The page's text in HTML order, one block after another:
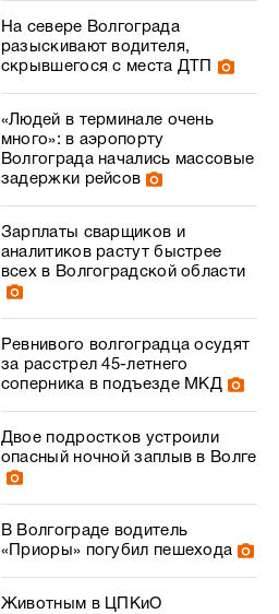
На севере Волгограда
разыскивают водителя,
скрывшегося с места ДТП
«Людей в терминале очень
много»: в аэропорту
Волгограда начались массовые
задержки рейсов
Зарплаты сварщиков и
аналитиков растут быстрее
всех в Волгоградской области
Ревнивого волгоградца осудят
за расстрел 45-летнего
соперника в подъезде МКД
Двое подростков устроили
опасный ночной заплыв в Волге
В Волгограде водитель
«Приоры» погубил пешехода
Животным в ЦПКиО